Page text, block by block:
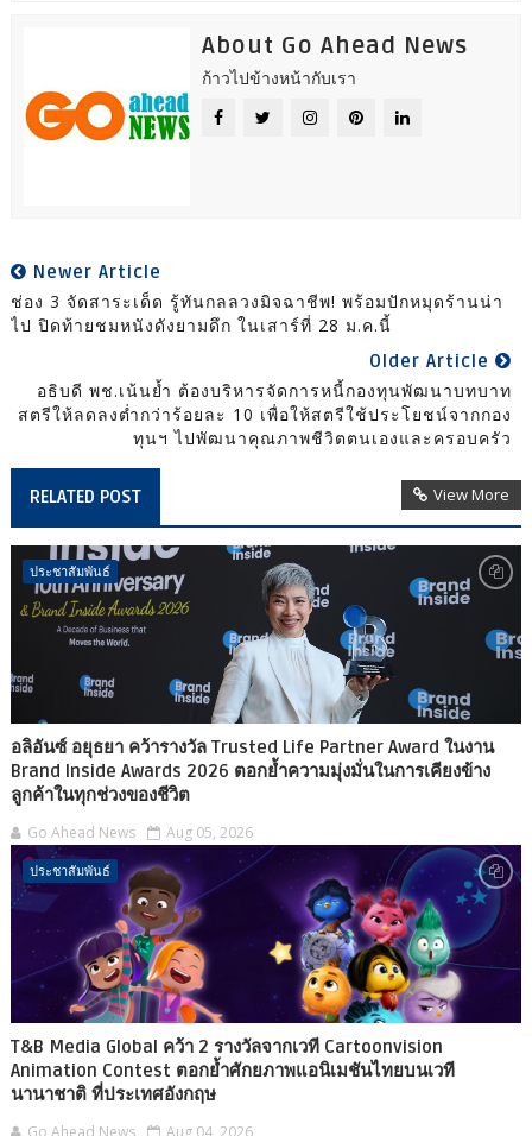
About Go Ahead News
ก้าวไปข้างหน้ากับเรา
Newer Article
ช่อง 3 จัดสาระเด็ด รู้ทันกลลวงมิจฉาชีพ! พร้อมปักหมุดร้านน่า
ไป ปิดท้ายชมหนังดังยามดึก ในเสาร์ที่ 28 ม.ค.นี้
Older Article
อธิบดี พช.เน้นย้ำ ต้องบริหารจัดการหนี้กองทุนพัฒนาบทบาท
สตรีให้ลดลงต่ำกว่าร้อยละ 10 เพื่อให้สตรีใช้ประโยชน์จากกอง
ทุนฯ ไปพัฒนาคุณภาพชีวิตตนเองและครอบครัว
RELATED POST View More
ประชาสัมพันธ์
อลิอันซ์ อยุธยา คว้ารางวัล Trusted Life Partner Award ในงาน
Brand Inside Awards 2026 ตอกย้ำความมุ่งมั่นในการเคียงข้าง
ลูกค้าในทุกช่วงของชีวิต
Go Ahead News Aug 05, 2026
ประชาสัมพันธ์
T&B Media Global คว้า 2 รางวัลจากเวที Cartoonvision
Animation Contest ตอกย้ำศักยภาพแอนิเมชันไทยบนเวที
นานาชาติ ที่ประเทศอังกฤษ
Go Ahead News Aug 04, 2026